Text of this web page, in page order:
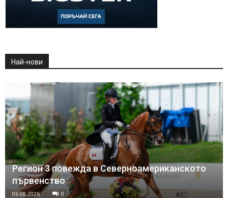
Най-нови
Регион 3 повежда в Северноамериканското
първенство
06.08.2026 0